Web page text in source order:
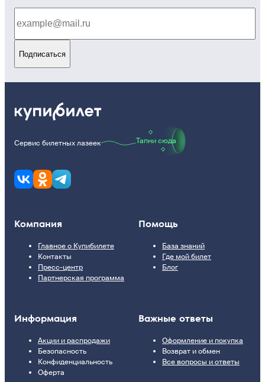
Подписаться
Сервис билетных лазеек Тапни сюда
Компания
Главное о Купибилете
Контакты
Пресс-центр
Партнерская программа
Помощь
База знаний
Где мой билет
Блог
Информация
Акции и распродажи
Безопасность
Конфиденциальность
Оферта
Важные ответы
Оформление и покупка
Возврат и обмен
Все вопросы и ответы